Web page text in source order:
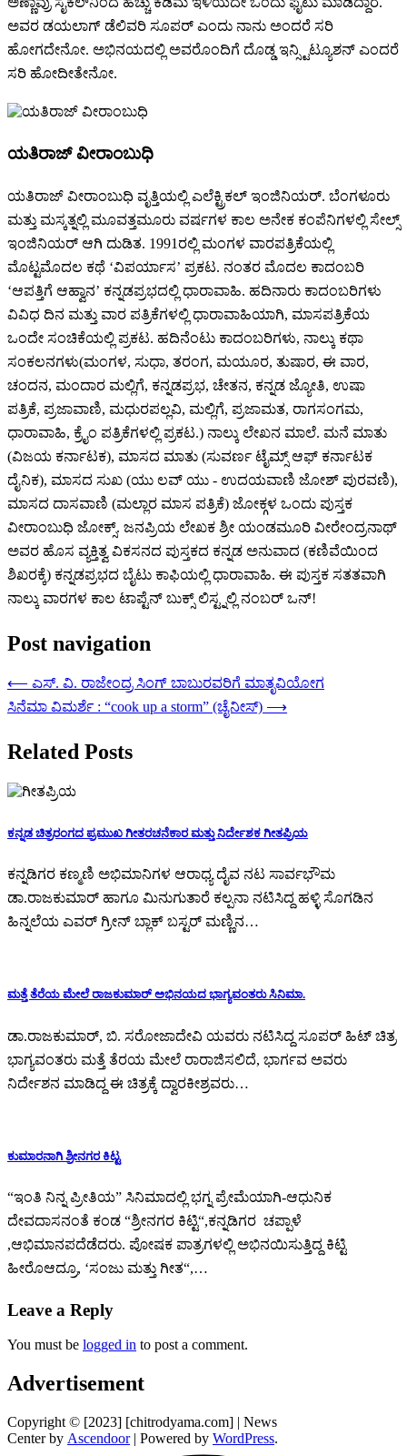
ಅವರ ಡಯಲಾಗ್ ಡೆಲಿವರಿ ಸೂಪರ್ ಎಂದು ನಾನು ಅಂದರೆ ಸರಿ
ಹೋಗದೇನೋ. ಅಭಿನಯದಲ್ಲಿ ಅವರೊಂದಿಗೆ ದೊಡ್ಡ ಇನ್ಸ್ಟಿಟ್ಯೂಶನ್ ಎಂದರೆ
ಸರಿ ಹೋದೀತೇನೋ.
ಯತಿರಾಜ್ ವೀರಾಂಬುಧಿ
ಯತಿರಾಜ್ ವೀರಾಂಬುಧಿ ವೃತ್ತಿಯಲ್ಲಿ ಎಲೆಕ್ಟ್ರಿಕಲ್ ಇಂಜಿನಿಯರ್. ಬೆಂಗಳೂರು
ಮತ್ತು ಮಸ್ಕತ್ನಲ್ಲಿ ಮೂವತ್ತಮೂರು ವರ್ಷಗಳ ಕಾಲ ಅನೇಕ ಕಂಪೆನಿಗಳಲ್ಲಿ ಸೇಲ್ಸ್
ಇಂಜಿನಿಯರ್ ಆಗಿ ದುಡಿತ. 1991ರಲ್ಲಿ ಮಂಗಳ ವಾರಪತ್ರಿಕೆಯಲ್ಲಿ
ಮೊಟ್ಟಮೊದಲ ಕಥೆ ‘ವಿಪರ್ಯಾಸ’ ಪ್ರಕಟ. ನಂತರ ಮೊದಲ ಕಾದಂಬರಿ
‘ಆಪತ್ತಿಗೆ ಆಹ್ವಾನ’ ಕನ್ನಡಪ್ರಭದಲ್ಲಿ ಧಾರಾವಾಹಿ. ಹದಿನಾರು ಕಾದಂಬರಿಗಳು
ವಿವಿಧ ದಿನ ಮತ್ತು ವಾರ ಪತ್ರಿಕೆಗಳಲ್ಲಿ ಧಾರಾವಾಹಿಯಾಗಿ, ಮಾಸಪತ್ರಿಕೆಯ
ಒಂದೇ ಸಂಚಿಕೆಯಲ್ಲಿ ಪ್ರಕಟ. ಹದಿನೆಂಟು ಕಾದಂಬರಿಗಳು, ನಾಲ್ಕು ಕಥಾ
ಸಂಕಲನಗಳು(ಮಂಗಳ, ಸುಧಾ, ತರಂಗ, ಮಯೂರ, ತುಷಾರ, ಈ ವಾರ,
ಚಂದನ, ಮಂದಾರ ಮಲ್ಲಿಗೆ, ಕನ್ನಡಪ್ರಭ, ಚೇತನ, ಕನ್ನಡ ಜ್ಯೋತಿ, ಉಷಾ
ಪತ್ರಿಕೆ, ಪ್ರಜಾವಾಣಿ, ಮಧುರಪಲ್ಲವಿ, ಮಲ್ಲಿಗೆ, ಪ್ರಜಾಮತ, ರಾಗಸಂಗಮ,
ಧಾರಾವಾಹಿ, ಕ್ರೈಂ ಪತ್ರಿಕೆಗಳಲ್ಲಿ ಪ್ರಕಟ.) ನಾಲ್ಕು ಲೇಖನ ಮಾಲೆ. ಮನೆ ಮಾತು
(ವಿಜಯ ಕರ್ನಾಟಕ), ಮಾಸದ ಮಾತು (ಸುವರ್ಣ ಟೈಮ್ಸ್ ಆಫ್ ಕರ್ನಾಟಕ
ದೈನಿಕ), ಮಾಸದ ಸುಖ (ಯು ಲವ್ ಯು - ಉದಯವಾಣಿ ಜೋಶ್ ಪುರವಣಿ),
ಮಾಸದ ದಾಸವಾಣಿ (ಮಲ್ಲಾರ ಮಾಸ ಪತ್ರಿಕೆ) ಜೋಕ್ಗಳ ಒಂದು ಪುಸ್ತಕ
ವೀರಾಂಬುಧಿ ಜೋಕ್ಸ್. ಜನಪ್ರಿಯ ಲೇಖಕ ಶ್ರೀ ಯಂಡಮೂರಿ ವೀರೇಂದ್ರನಾಥ್
ಅವರ ಹೊಸ ವ್ಯಕ್ತಿತ್ವ ವಿಕಸನದ ಪುಸ್ತಕದ ಕನ್ನಡ ಅನುವಾದ (ಕಣಿವೆಯಿಂದ
ಶಿಖರಕ್ಕೆ) ಕನ್ನಡಪ್ರಭದ ಬೈಟು ಕಾಫಿಯಲ್ಲಿ ಧಾರಾವಾಹಿ. ಈ ಪುಸ್ತಕ ಸತತವಾಗಿ
ನಾಲ್ಕು ವಾರಗಳ ಕಾಲ ಟಾಪ್ಟೆನ್ ಬುಕ್ಸ್ ಲಿಸ್ಟ್ನಲ್ಲಿ ನಂಬರ್ ಒನ್!
Post navigation
⟵ ಎಸ್. ವಿ. ರಾಜೇಂದ್ರ ಸಿಂಗ್ ಬಾಬುರವರಿಗೆ ಮಾತೃವಿಯೋಗ
ಸಿನೆಮಾ ವಿಮರ್ಶೆ : “cook up a storm” (ಚೈನೀಸ್) ⟶
Related Posts
ಕನ್ನಡ ಚಿತ್ರರಂಗದ ಪ್ರಮುಖ ಗೀತರಚನೆಕಾರ ಮತ್ತು ನಿರ್ದೇಶಕ ಗೀತಪ್ರಿಯ
ಕನ್ನಡಿಗರ ಕಣ್ಮಣಿ ಅಭಿಮಾನಿಗಳ ಆರಾಧ್ಯ ದೈವ ನಟ ಸಾರ್ವಭೌಮ
ಡಾ.ರಾಜಕುಮಾರ್ ಹಾಗೂ ಮಿನುಗುತಾರೆ ಕಲ್ಪನಾ ನಟಿಸಿದ್ದ ಹಳ್ಳಿ ಸೊಗಡಿನ
ಹಿನ್ನಲೆಯ ಎವರ್ ಗ್ರೀನ್ ಬ್ಲಾಕ್ ಬಸ್ಟರ್ ಮಣ್ಣಿನ…
ಮತ್ತೆ ತೆರೆಯ ಮೇಲೆ ರಾಜಕುಮಾರ್ ಅಭಿನಯದ ಭಾಗ್ಯವಂತರು ಸಿನಿಮಾ.
ಡಾ.ರಾಜಕುಮಾರ್, ಬಿ. ಸರೋಜಾದೇವಿ ಯವರು ನಟಿಸಿದ್ದ ಸೂಪರ್ ಹಿಟ್ ಚಿತ್ರ
ಭಾಗ್ಯವಂತರು ಮತ್ತೆ ತೆರಯ ಮೇಲೆ ರಾರಾಜಿಸಲಿದೆ, ಭಾರ್ಗವ ಅವರು
ನಿರ್ದೇಶನ ಮಾಡಿದ್ದ ಈ ಚಿತ್ರಕ್ಕೆ ದ್ವಾರಕೀಶ್ರವರು…
ಕುಮಾರನಾಗಿ ಶ್ರೀನಗರ ಕಿಟ್ಟ
“ಇಂತಿ ನಿನ್ನ ಪ್ರೀತಿಯ” ಸಿನಿಮಾದಲ್ಲಿ ಭಗ್ನ ಪ್ರೇಮೆಯಾಗಿ-ಆಧುನಿಕ
ದೇವದಾಸನಂತೆ ಕಂಡ “ಶ್ರೀನಗರ ಕಿಟ್ಟಿ“,ಕನ್ನಡಿಗರ ಚಪ್ಪಾಳೆ
,ಆಭಿಮಾನಪದೆಡೆದರು. ಪೋಷಕ ಪಾತ್ರಗಳಲ್ಲಿ ಅಭಿನಯಿಸುತ್ತಿದ್ದ ಕಿಟ್ಟಿ
ಹೀರೊಆದ್ರೂ, ‘ಸಂಜು ಮತ್ತು ಗೀತ“,…
Leave a Reply
You must be logged in to post a comment.
Advertisement
Copyright © [2023] [chitrodyama.com] | News
Center by Ascendoor| Powered by WordPress.